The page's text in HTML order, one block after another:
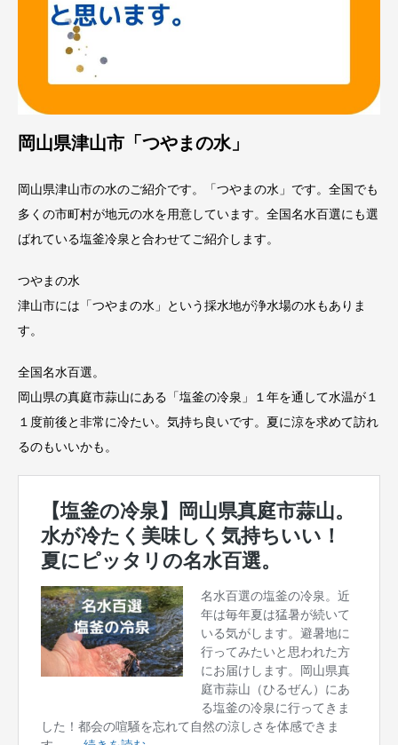
岡山県津山市「つやまの水」
岡山県津山市の水のご紹介です。「つやまの水」です。全国でも
多くの市町村が地元の水を用意しています。全国名水百選にも選
ばれている塩釜冷泉と合わせてご紹介します。
つやまの水
津山市には「つやまの水」という採水地が浄水場の水もありま
す。
全国名水百選。
岡山県の真庭市蒜山にある「塩釜の冷泉」１年を通して水温が１
１度前後と非常に冷たい。気持ち良いです。夏に涼を求めて訪れ
るのもいいかも。